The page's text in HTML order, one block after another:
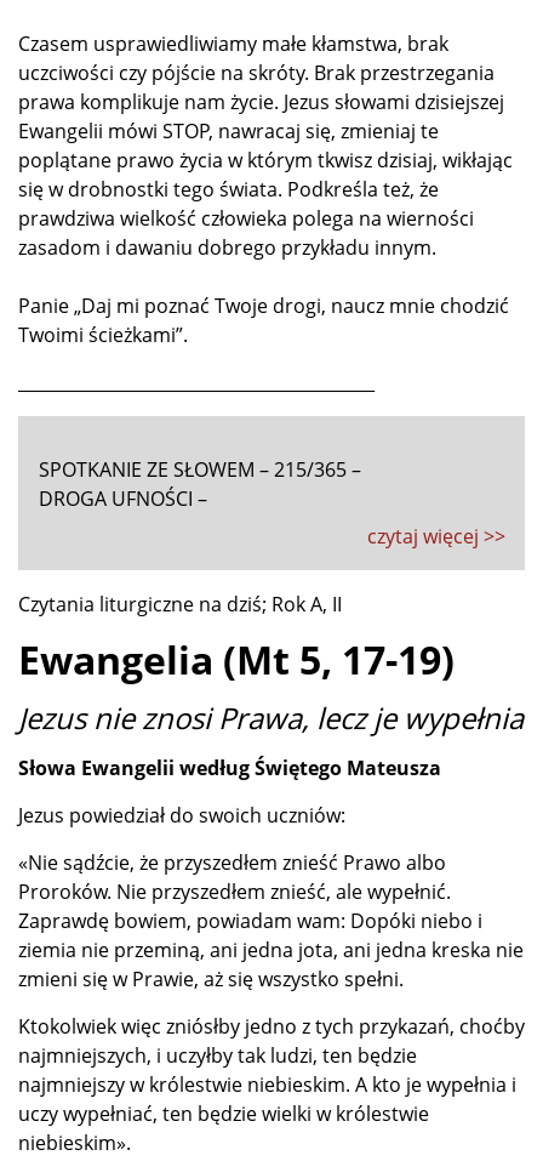
Czasem usprawiedliwiamy małe kłamstwa, brak
uczciwości czy pójście na skróty. Brak przestrzegania
prawa komplikuje nam życie. Jezus słowami dzisiejszej
Ewangelii mówi STOP, nawracaj się, zmieniaj te
poplątane prawo życia w którym tkwisz dzisiaj, wikłając
się w drobnostki tego świata. Podkreśla też, że
prawdziwa wielkość człowieka polega na wierności
zasadom i dawaniu dobrego przykładu innym.
Panie „Daj mi poznać Twoje drogi, naucz mnie chodzić
Twoimi ścieżkami”.
SPOTKANIE ZE SŁOWEM – 215/365 –
DROGA UFNOŚCI –
czytaj więcej >>
Czytania liturgiczne na dziś; Rok A, II
Ewangelia (Mt 5, 17-19)
Jezus nie znosi Prawa, lecz je wypełnia
Słowa Ewangelii według Świętego Mateusza
Jezus powiedział do swoich uczniów:
«Nie sądźcie, że przyszedłem znieść Prawo albo
Proroków. Nie przyszedłem znieść, ale wypełnić.
Zaprawdę bowiem, powiadam wam: Dopóki niebo i
ziemia nie przeminą, ani jedna jota, ani jedna kreska nie
zmieni się w Prawie, aż się wszystko spełni.
Ktokolwiek więc zniósłby jedno z tych przykazań, choćby
najmniejszych, i uczyłby tak ludzi, ten będzie
najmniejszy w królestwie niebieskim. A kto je wypełnia i
uczy wypełniać, ten będzie wielki w królestwie
niebieskim».